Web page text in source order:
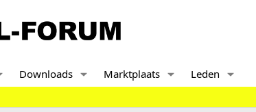
Downloads Marktplaats Leden